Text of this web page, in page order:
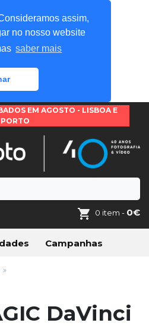
assim,
no nosso website
saber mais
EM AGOSTO - LISBOA E
PORTO
0 item - 0€
Campanhas
DaVinci